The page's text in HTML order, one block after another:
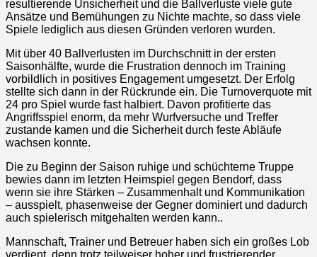
resultierende Unsicherheit und die Ballverluste viele gute
Ansätze und Bemühungen zu Nichte machte, so dass viele
Spiele lediglich aus diesen Gründen verloren wurden.
Mit über 40 Ballverlusten im Durchschnitt in der ersten
Saisonhälfte, wurde die Frustration dennoch im Training
vorbildlich in positives Engagement umgesetzt. Der Erfolg
stellte sich dann in der Rückrunde ein. Die Turnoverquote mit
24 pro Spiel wurde fast halbiert. Davon profitierte das
Angriffsspiel enorm, da mehr Wurfversuche und Treffer
zustande kamen und die Sicherheit durch feste Abläufe
wachsen konnte.
Die zu Beginn der Saison ruhige und schüchterne Truppe
bewies dann im letzten Heimspiel gegen Bendorf, dass
wenn sie ihre Stärken – Zusammenhalt und Kommunikation
– ausspielt, phasenweise der Gegner dominiert und dadurch
auch spielerisch mitgehalten werden kann..
Mannschaft, Trainer und Betreuer haben sich ein großes Lob
verdient, denn trotz teilweiser hoher und frustrierender